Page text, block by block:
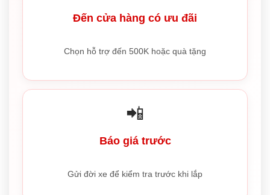
Đến cửa hàng có ưu đãi
Chọn hỗ trợ đến 500K hoặc quà tặng
📲
Báo giá trước
Gửi đời xe để kiểm tra trước khi lắp